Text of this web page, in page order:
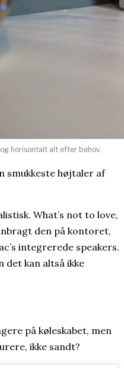
horisontalt alt efter behov.
smukkeste højtaler af
What’s not to love,
den på kontoret,
integrerede speakers.
det kan altså ikke
på køleskabet, men
ikke sandt?